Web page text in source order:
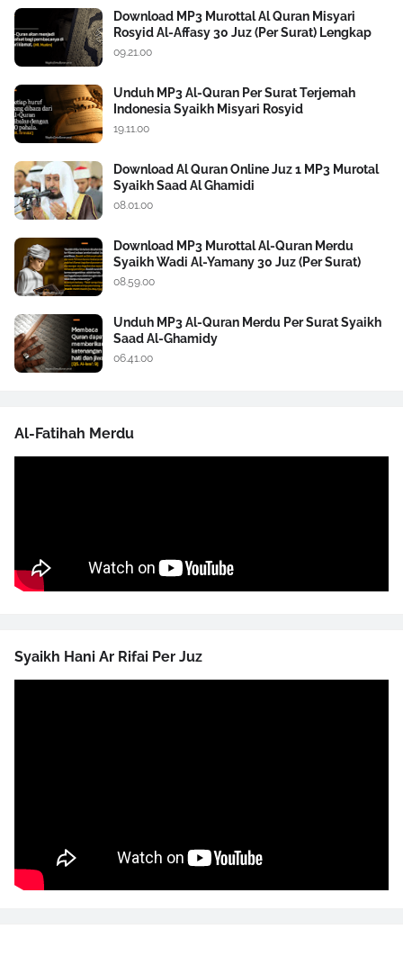
Download MP3 Murottal Al Quran Misyari
Rosyid Al-Affasy 30 Juz (Per Surat) Lengkap
09.21.00
Unduh MP3 Al-Quran Per Surat Terjemah
Indonesia Syaikh Misyari Rosyid
19.11.00
Download Al Quran Online Juz 1 MP3 Murotal
Syaikh Saad Al Ghamidi
08.01.00
Download MP3 Murottal Al-Quran Merdu
Syaikh Wadi Al-Yamany 30 Juz (Per Surat)
08.59.00
Unduh MP3 Al-Quran Merdu Per Surat Syaikh
Saad Al-Ghamidy
06.41.00
Al-Fatihah Merdu
Syaikh Hani Ar Rifai Per Juz